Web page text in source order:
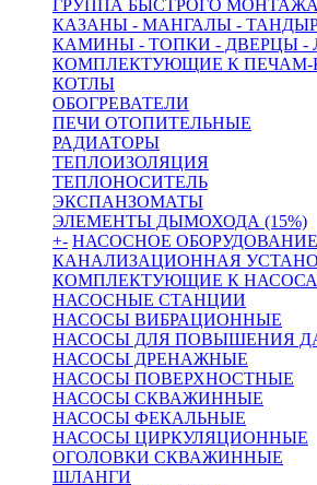
ГРУППА БЫСТРОГО МОНТАЖА
КАЗАНЫ - МАНГАЛЫ -
КАМИНЫ - ТОПКИ - ДВЕРЦЫ -
КОМПЛЕКТУЮЩИЕ К ПЕЧАМ-
КОТЛЫ
ОБОГРЕВАТЕЛИ
ПЕЧИ ОТОПИТЕЛЬНЫЕ
РАДИАТОРЫ
ТЕПЛОИЗОЛЯЦИЯ
ТЕПЛОНОСИТЕЛЬ
ЭКСПАНЗОМАТЫ
ЭЛЕМЕНТЫ ДЫМОХОДА (15%)
+- НАСОСНОЕ ОБОРУДОВАНИЕ
КАНАЛИЗАЦИОННАЯ
КОМПЛЕКТУЮЩИЕ К
НАСОСНЫЕ СТАНЦИИ
НАСОСЫ ВИБРАЦИОННЫЕ
НАСОСЫ ДЛЯ ПОВЫШЕНИЯ
НАСОСЫ ДРЕНАЖНЫЕ
НАСОСЫ ПОВЕРХНОСТНЫЕ
НАСОСЫ СКВАЖИННЫЕ
НАСОСЫ ФЕКАЛЬНЫЕ
НАСОСЫ ЦИРКУЛЯЦИОННЫЕ
ОГОЛОВКИ СКВАЖИННЫЕ
ШЛАНГИ